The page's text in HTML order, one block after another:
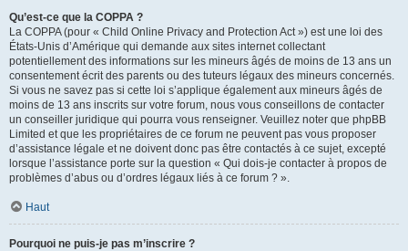
Qu’est-ce que la COPPA ?
La COPPA (pour « Child Online Privacy and Protection Act ») est une loi des
États-Unis d’Amérique qui demande aux sites internet collectant
potentiellement des informations sur les mineurs âgés de moins de 13 ans un
consentement écrit des parents ou des tuteurs légaux des mineurs concernés.
Si vous ne savez pas si cette loi s’applique également aux mineurs âgés de
moins de 13 ans inscrits sur votre forum, nous vous conseillons de contacter
un conseiller juridique qui pourra vous renseigner. Veuillez noter que phpBB
Limited et que les propriétaires de ce forum ne peuvent pas vous proposer
d’assistance légale et ne doivent donc pas être contactés à ce sujet, excepté
lorsque l’assistance porte sur la question « Qui dois-je contacter à propos de
problèmes d’abus ou d’ordres légaux liés à ce forum ? ».
Haut
Pourquoi ne puis-je pas m’inscrire ?